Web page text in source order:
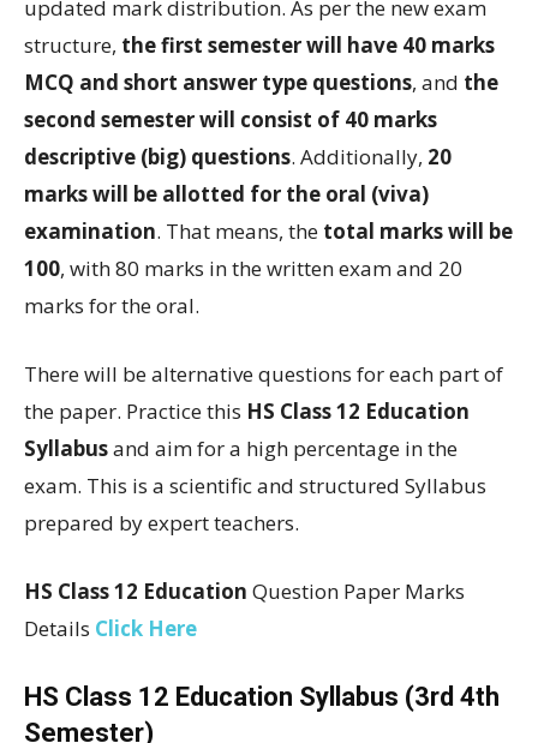
updated mark distribution. As per the new exam
structure, the first semester will have 40 marks
MCQ and short answer type questions, and the
second semester will consist of 40 marks
descriptive (big) questions. Additionally, 20
marks will be allotted for the oral (viva)
examination. That means, the total marks will be
100, with 80 marks in the written exam and 20
marks for the oral.
There will be alternative questions for each part of
the paper. Practice this HS Class 12 Education
Syllabusand aim for a high percentage in the
exam. This is a scientific and structured Syllabus
prepared by expert teachers.
HS Class 12 Education Question Paper Marks
Details Click Here
HS Class 12 Education Syllabus (3rd 4th
Semester)